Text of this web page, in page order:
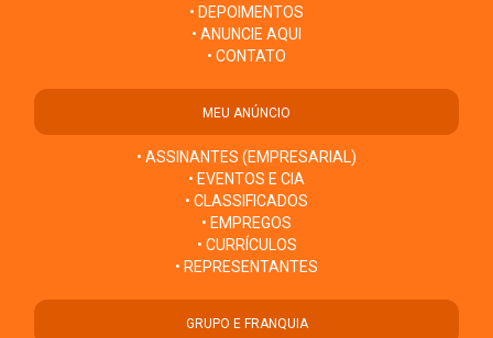
• DEPOIMENTOS
• ANUNCIE AQUI
• CONTATO
MEU ANÚNCIO
• ASSINANTES (EMPRESARIAL)
• EVENTOS E CIA
• CLASSIFICADOS
• EMPREGOS
• CURRÍCULOS
• REPRESENTANTES
GRUPO E FRANQUIA